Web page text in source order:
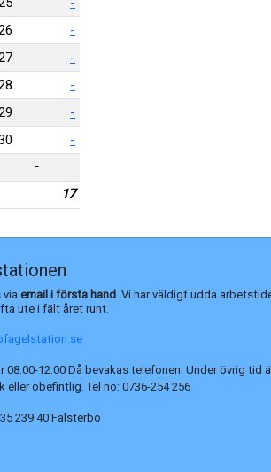
-
-
-
-
-
-
17
via email i första hand. Vi har väldigt udda
ute i fält året runt.
08.00-12.00 Då bevakas telefonen. Under övrig tid
eller obefintlig. Tel no: 0736-254 256
239 40 Falsterbo